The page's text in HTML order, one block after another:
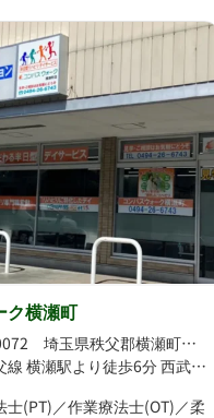
ク横瀬町
〒368-0072 埼玉県秩父郡横瀬町横瀬2014-1
西武秩父線 横瀬駅より徒歩6分 西武秩父線 西武秩父駅より徒歩23分
士(PT)／作業療法士(OT)／柔